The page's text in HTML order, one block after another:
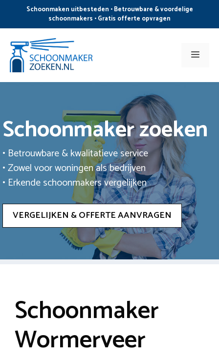
de
inhoud
Schoonmaken uitbesteden • Betrouwbare & voordelige
schoonmakers • Gratis offerte opvragen
Menu
Schoonmaker zoeken
• Betrouwbare & kwalitatieve service
• Zowel voor woningen als bedrijven
• Erkende schoonmakers vergelijken
VERGELIJKEN & OFFERTE AANVRAGEN
Schoonmaker
Wormerveer